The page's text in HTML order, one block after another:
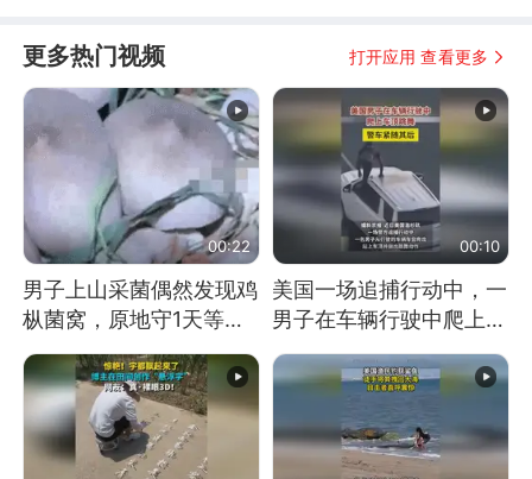
更多热门视频 打开应用 查看更多
00:22
男子上山采菌偶然发现鸡
枞菌窝，原地守1天等它
长大：挖了140多朵
00:10
美国一场追捕行动中，一
男子在车辆行驶中爬上车
顶跳舞。（新京报）